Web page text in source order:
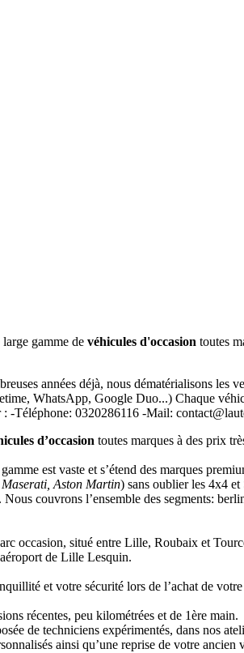
gamme de véhicules d'occasion toutes
années déjà, nous dématérialisons les
WhatsApp, Google Duo...) Chaque
-Téléphone: 0320286116 -Mail:
d’occasion toutes marques à des prix
est vaste et s’étend des marques
Maserati, Aston Martin) sans oublier les 4x4
Nous couvrons l’ensemble des segments:
occasion, situé entre Lille, Roubaix et
de Lille Lesquin.
et votre sécurité lors de l’achat de votre
récentes, peu kilométrées et de 1ère main.
de techniciens expérimentés, dans nos
ainsi qu’une reprise de votre ancien